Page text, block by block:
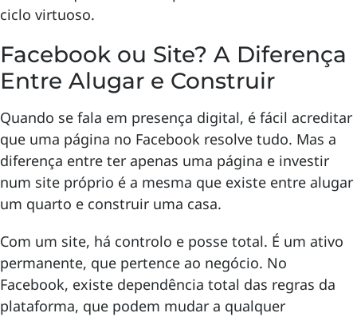
ciclo virtuoso.
Facebook ou Site? A Diferença
Entre Alugar e Construir
Quando se fala em presença digital, é fácil acreditar
que uma página no Facebook resolve tudo. Mas a
diferença entre ter apenas uma página e investir
num site próprio é a mesma que existe entre alugar
um quarto e construir uma casa.
Com um site, há controlo e posse total. É um ativo
permanente, que pertence ao negócio. No
Facebook, existe dependência total das regras da
plataforma, que podem mudar a qualquer